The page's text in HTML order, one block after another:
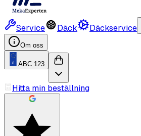
Service Däck Däckservice
Om oss
ABC 123
Hitta min beställning